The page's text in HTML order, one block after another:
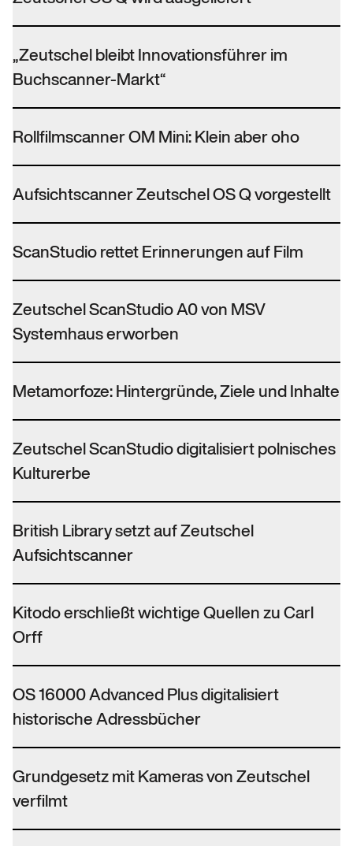
„Zeutschel bleibt Innovationsführer im
Buchscanner-Markt“
Rollfilmscanner OM Mini: Klein aber oho
Aufsichtscanner Zeutschel OS Q vorgestellt
ScanStudio rettet Erinnerungen auf Film
Zeutschel ScanStudio A0 von MSV
Systemhaus erworben
Metamorfoze: Hintergründe, Ziele und Inhalte
Zeutschel ScanStudio digitalisiert polnisches
Kulturerbe
British Library setzt auf Zeutschel
Aufsichtscanner
Kitodo erschließt wichtige Quellen zu Carl
Orff
OS 16000 Advanced Plus digitalisiert
historische Adressbücher
Grundgesetz mit Kameras von Zeutschel
verfilmt